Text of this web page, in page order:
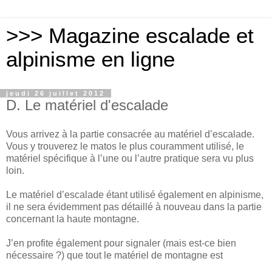
>>> Magazine escalade et
alpinisme en ligne
jeudi 26 juillet 2012
D. Le matériel d'escalade
Vous arrivez à la partie consacrée au matériel d’escalade.
Vous y trouverez le matos le plus couramment utilisé, le
matériel spécifique à l’une ou l’autre pratique sera vu plus
loin.
Le matériel d’escalade étant utilisé également en alpinisme,
il ne sera évidemment pas détaillé à nouveau dans la partie
concernant la haute montagne.
J’en profite également pour signaler (mais est-ce bien
nécessaire ?) que tout le matériel de montagne est